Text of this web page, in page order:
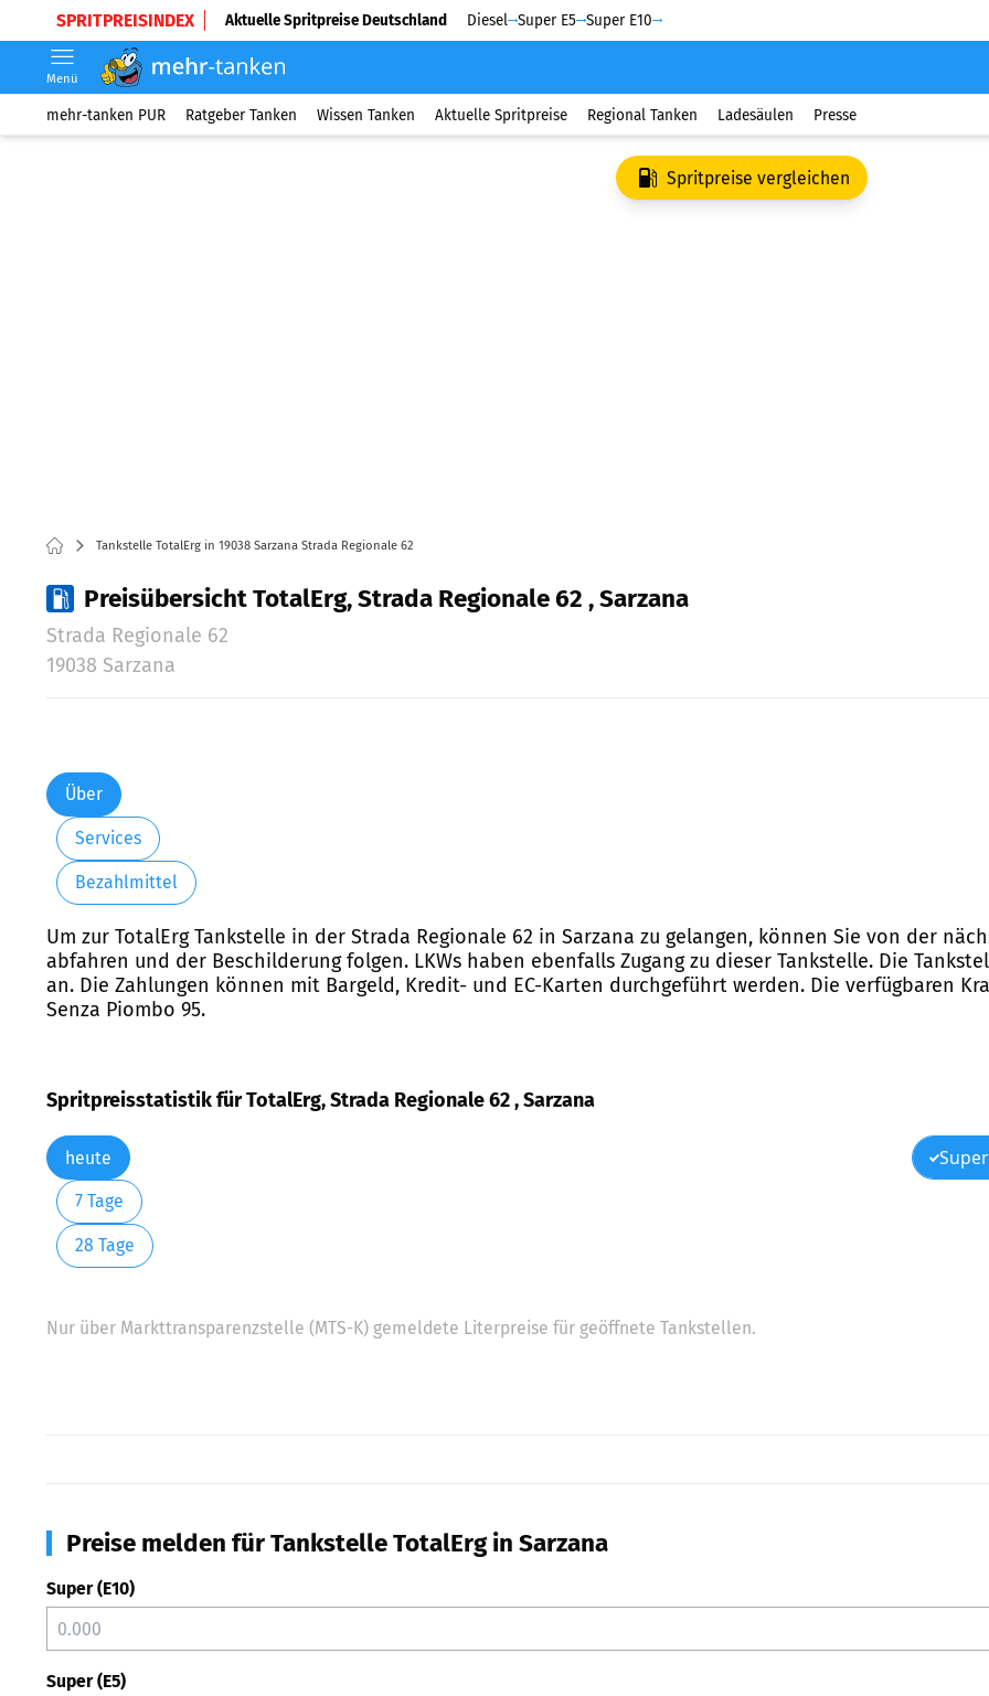
SPRITPREISINDEX Aktuelle Spritpreise Deutschland Diesel Super E5 Super E10
Menü
mehr-tanken PUR Ratgeber Tanken Wissen Tanken Aktuelle Spritpreise Regional Tanken Ladesäulen Presse
Spritpreise vergleichen
Tankstelle TotalErg in 19038 Sarzana Strada Regionale 62
Preisübersicht TotalErg, Strada Regionale 62 , Sarzana
Strada Regionale 62
19038 Sarzana
Über
Services
Bezahlmittel
Um zur TotalErg Tankstelle in der Strada Regionale 62 in Sarzana zu gelangen, können Sie von der
abfahren und der Beschilderung folgen. LKWs haben ebenfalls Zugang zu dieser Tankstelle. Die
an. Die Zahlungen können mit Bargeld, Kredit- und EC-Karten durchgeführt werden. Die verfügbaren
Senza Piombo 95.
Spritpreisstatistik für TotalErg, Strada Regionale 62 , Sarzana
heute
7 Tage
28 Tage
Nur über Markttransparenzstelle (MTS-K) gemeldete Literpreise für geöffnete Tankstellen.
Preise melden für Tankstelle TotalErg in Sarzana
Super (E10)
Super (E5)